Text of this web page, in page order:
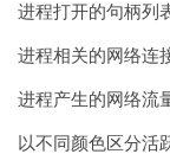
进程打开的句柄列
进程相关的网络连
进程产生的网络流
以不同颜色区分活